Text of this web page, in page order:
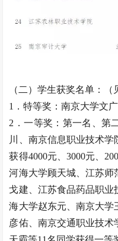
（二）学生获奖名单：（
1．特等奖：南京大学文
2．一等奖：第一名、第
川、南京信息职业技术学
获得4000元、3000元、
河海大学顾天城、江苏师
戈建、江苏食品药品职业
海大学赵东元、南京大学
彦佑、南京交通职业技